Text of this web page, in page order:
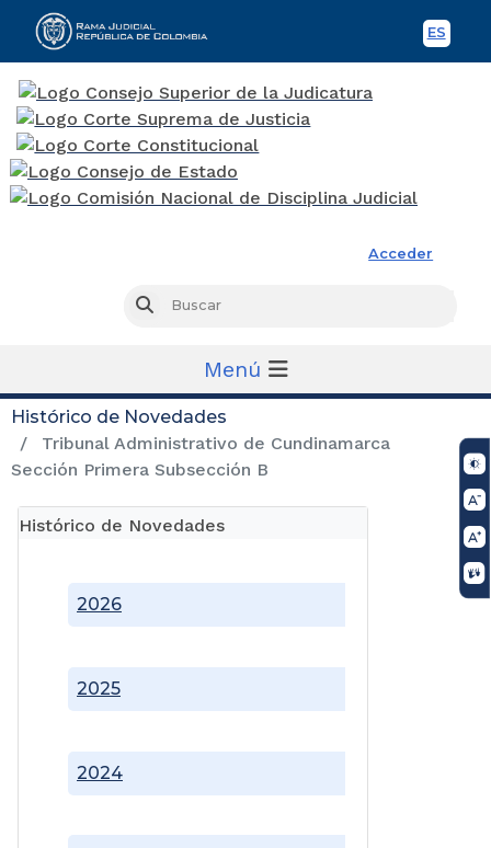
ES
Acceder
Buscar
Menú
Histórico de Novedades
Tribunal Administrativo de Cundinamarca
Sección Primera Subsección B
Histórico de Novedades
2024
2025
2026